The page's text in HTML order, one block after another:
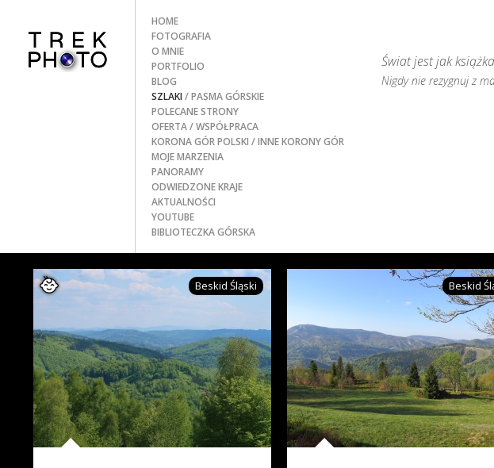
HOME
FOTOGRAFIA
O MNIE
PORTFOLIO
BLOG
SZLAKI/ PASMA GÓRSKIE
POLECANE STRONY
OFERTA / WSPÓŁPRACA
KORONA GÓR POLSKI / INNE KORONY GÓR
MOJE MARZENIA
PANORAMY
ODWIEDZONE KRAJE
AKTUALNOŚCI
YOUTUBE
BIBLIOTECZKA GÓRSKA
Świat jest jak
Nigdy nie rezygnuj z
Beskid Śląski Beskid